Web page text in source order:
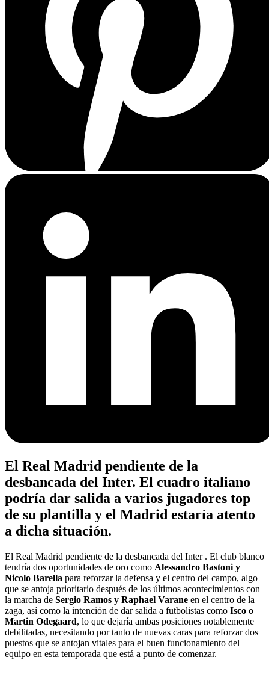
El Real Madrid pendiente de la
desbancada del Inter. El cuadro italiano
podría dar salida a varios jugadores top
de su plantilla y el Madrid estaría atento
a dicha situación.
El Real Madrid pendiente de la desbancada del Inter . El club blanco
tendría dos oportunidades de oro como Alessandro Bastoni y
Nicolo Barella para reforzar la defensa y el centro del campo, algo
que se antoja prioritario después de los últimos acontecimientos con
la marcha de Sergio Ramos y Raphael Varane en el centro de la
zaga, así como la intención de dar salida a futbolistas como Isco o
Martin Odegaard, lo que dejaría ambas posiciones notablemente
debilitadas, necesitando por tanto de nuevas caras para reforzar dos
puestos que se antojan vitales para el buen funcionamiento del
equipo en esta temporada que está a punto de comenzar.